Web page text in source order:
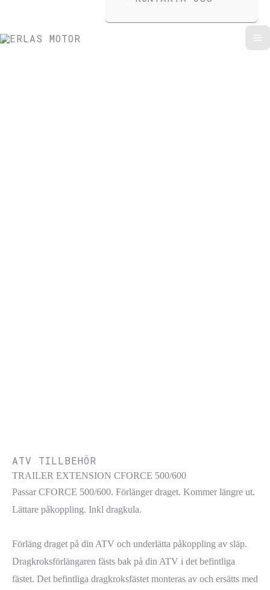
ATV TILLBEHÖR
TRAILER EXTENSION CFORCE 500/600
Passar CFORCE 500/600. Förlänger draget. Kommer längre ut.
Lättare påkoppling. Inkl dragkula.
Förläng draget på din ATV och underlätta påkoppling av släp.
Dragkroksförlängaren fästs bak på din ATV i det befintliga
fästet. Det befintliga dragkroksfästet monteras av och ersätts med